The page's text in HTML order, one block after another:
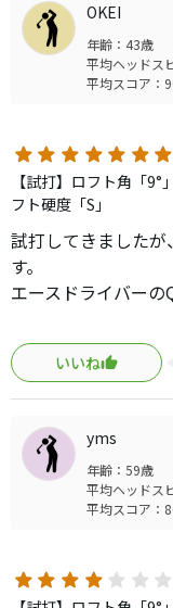
OKEI
年齢：43歳
平均ヘッドス
平均スコア：
【試打】ロフト角「
フト硬度「S」
試打してきました
す。
エースドライバー
見た目、打感、ス
と‥製品は良いと思
打った感想として
いと芯を外した時
まで行きづらいの
振れる方は恩恵あ
打感や音などは少し
いいね
yms
年齢：59歳
平均ヘッドス
平均スコア：